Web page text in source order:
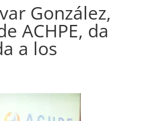
González,
ACHPE, da
a los